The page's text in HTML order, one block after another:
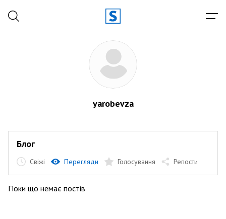
yarobevza
Блог
Свіжі Перегляди Голосування Репости
Поки що немає постів